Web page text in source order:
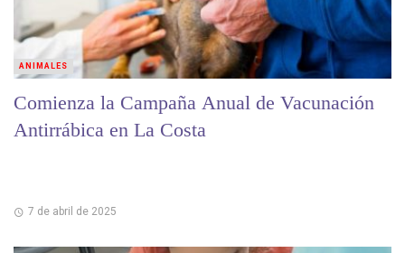
Comienza la Campaña Anual de Vacunación
Antirrábica en La Costa
7 de abril de 2025
ANIMALES